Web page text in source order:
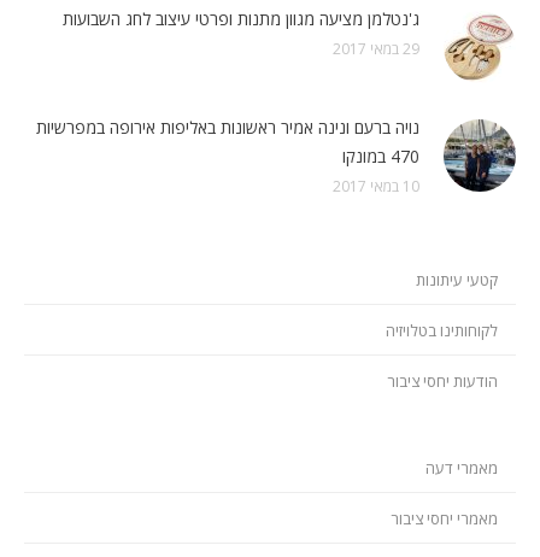
ג'נטלמן מציעה מגוון מתנות ופרטי עיצוב לחג השבועות
29 במאי 2017
נויה ברעם ונינה אמיר ראשונות באליפות אירופה במפרשיות
470 במונקו
10 במאי 2017
קטעי עיתונות
לקוחותינו בטלויזיה
הודעות יחסי ציבור
מאמרי דעה
מאמרי יחסי ציבור